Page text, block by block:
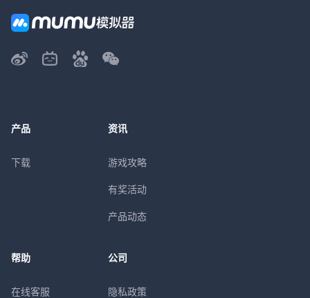
产品
下载
资讯
游戏攻略
有奖活动
产品动态
帮助
在线客服
公司
隐私政策